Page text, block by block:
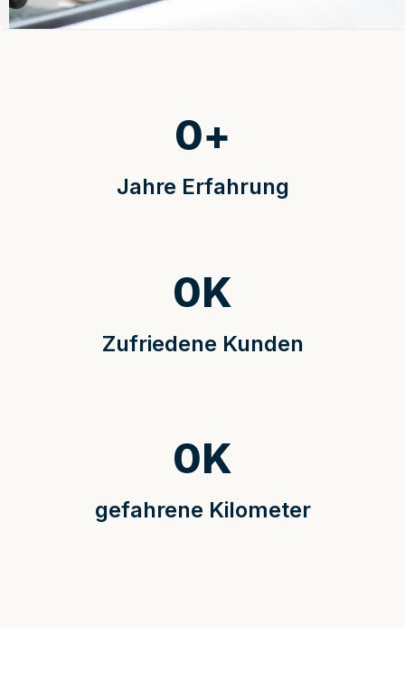
Jahre Erfahrung
0+
Zufriedene Kunden
0K
gefahrene Kilometer
0K